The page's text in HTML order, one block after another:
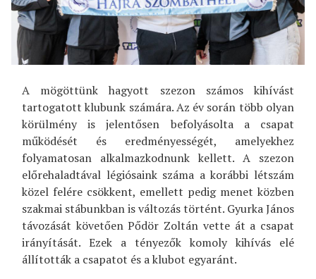
A mögöttünk hagyott szezon számos kihívást
tartogatott klubunk számára. Az év során több olyan
körülmény is jelentősen befolyásolta a csapat
működését és eredményességét, amelyekhez
folyamatosan alkalmazkodnunk kellett. A szezon
előrehaladtával légiósaink száma a korábbi létszám
közel felére csökkent, emellett pedig menet közben
szakmai stábunkban is változás történt. Gyurka János
távozását követően Pődör Zoltán vette át a csapat
irányítását. Ezek a tényezők komoly kihívás elé
állították a csapatot és a klubot egyaránt.